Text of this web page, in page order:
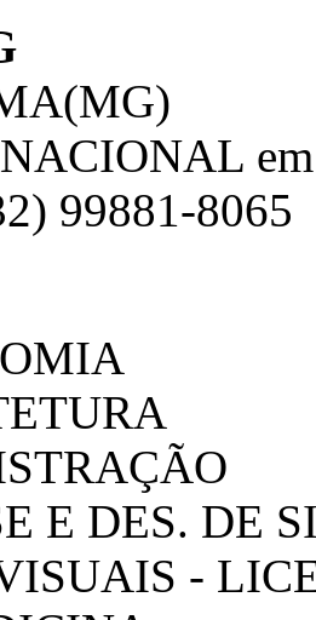
99881-8065
E DES. DE
-